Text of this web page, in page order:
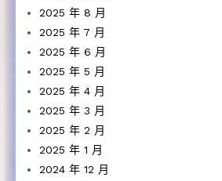
2025 年 8 月
2025 年 7 月
2025 年 6 月
2025 年 5 月
2025 年 4 月
2025 年 3 月
2025 年 2 月
2025 年 1 月
2024 年 12 月